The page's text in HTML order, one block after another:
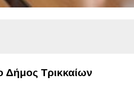
Δήμος Τρικκαίων